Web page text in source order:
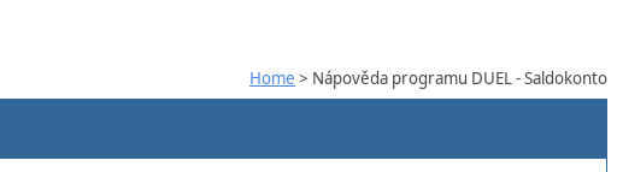
Home > Nápověda programu DUEL - Saldokonto